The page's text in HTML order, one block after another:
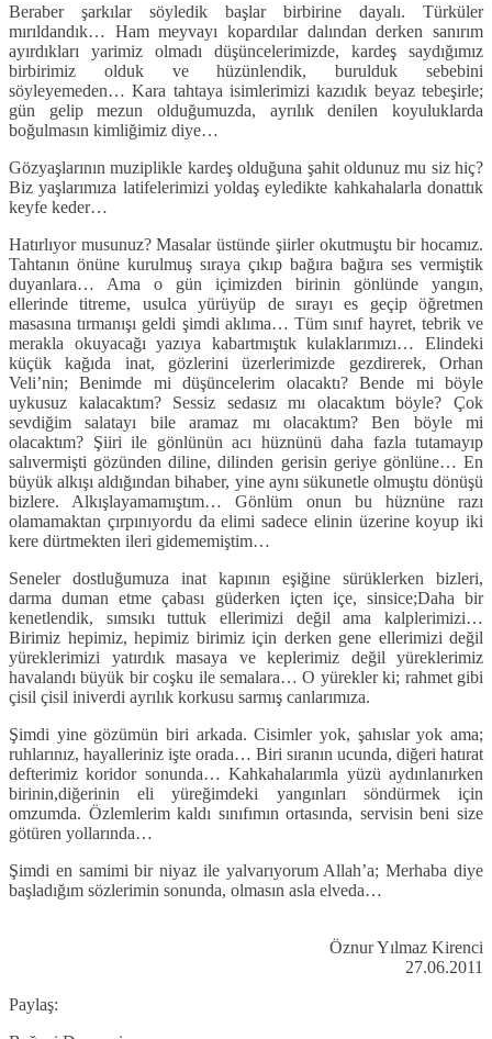
Beraber şarkılar söyledik başlar birbirine dayalı. Türküler
mırıldandık… Ham meyvayı kopardılar dalından derken sanırım
ayırdıkları yarimiz olmadı düşüncelerimizde, kardeş saydığımız
birbirimiz olduk ve hüzünlendik, burulduk sebebini
söyleyemeden… Kara tahtaya isimlerimizi kazıdık beyaz tebeşirle;
gün gelip mezun olduğumuzda, ayrılık denilen koyuluklarda
boğulmasın kimliğimiz diye…
Gözyaşlarının muziplikle kardeş olduğuna şahit oldunuz mu siz hiç?
Biz yaşlarımıza latifelerimizi yoldaş eyledikte kahkahalarla donattık
keyfe keder…
Hatırlıyor musunuz? Masalar üstünde şiirler okutmuştu bir hocamız.
Tahtanın önüne kurulmuş sıraya çıkıp bağıra bağıra ses vermiştik
duyanlara… Ama o gün içimizden birinin gönlünde yangın,
ellerinde titreme, usulca yürüyüp de sırayı es geçip öğretmen
masasına tırmanışı geldi şimdi aklıma… Tüm sınıf hayret, tebrik ve
merakla okuyacağı yazıya kabartmıştık kulaklarımızı… Elindeki
küçük kağıda inat, gözlerini üzerlerimizde gezdirerek, Orhan
Veli’nin; Benimde mi düşüncelerim olacaktı? Bende mi böyle
uykusuz kalacaktım? Sessiz sedasız mı olacaktım böyle? Çok
sevdiğim salatayı bile aramaz mı olacaktım? Ben böyle mi
olacaktım? Şiiri ile gönlünün acı hüznünü daha fazla tutamayıp
salıvermişti gözünden diline, dilinden gerisin geriye gönlüne… En
büyük alkışı aldığından bihaber, yine aynı sükunetle olmuştu dönüşü
bizlere. Alkışlayamamıştım… Gönlüm onun bu hüznüne razı
olamamaktan çırpınıyordu da elimi sadece elinin üzerine koyup iki
kere dürtmekten ileri gidememiştim…
Seneler dostluğumuza inat kapının eşiğine sürüklerken bizleri,
darma duman etme çabası güderken içten içe, sinsice;Daha bir
kenetlendik, sımsıkı tuttuk ellerimizi değil ama kalplerimizi…
Birimiz hepimiz, hepimiz birimiz için derken gene ellerimizi değil
yüreklerimizi yatırdık masaya ve keplerimiz değil yüreklerimiz
havalandı büyük bir coşku ile semalara… O yürekler ki; rahmet gibi
çisil çisil iniverdi ayrılık korkusu sarmış canlarımıza.
Şimdi yine gözümün biri arkada. Cisimler yok, şahıslar yok ama;
ruhlarınız, hayalleriniz işte orada… Biri sıranın ucunda, diğeri hatırat
defterimiz koridor sonunda… Kahkahalarımla yüzü aydınlanırken
birinin,diğerinin eli yüreğimdeki yangınları söndürmek için
omzumda. Özlemlerim kaldı sınıfımın ortasında, servisin beni size
götüren yollarında…
Şimdi en samimi bir niyaz ile yalvarıyorum Allah’a; Merhaba diye
başladığım sözlerimin sonunda, olmasın asla elveda…
Öznur Yılmaz Kirenci
27.06.2011
Paylaş: